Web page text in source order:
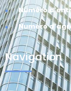
Numéro
Numéro
Navigation